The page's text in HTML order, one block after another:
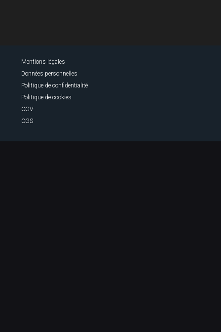
Mentions légales
Données personnelles
Politique de confidentialité
Politique de cookies
CGV
CGS